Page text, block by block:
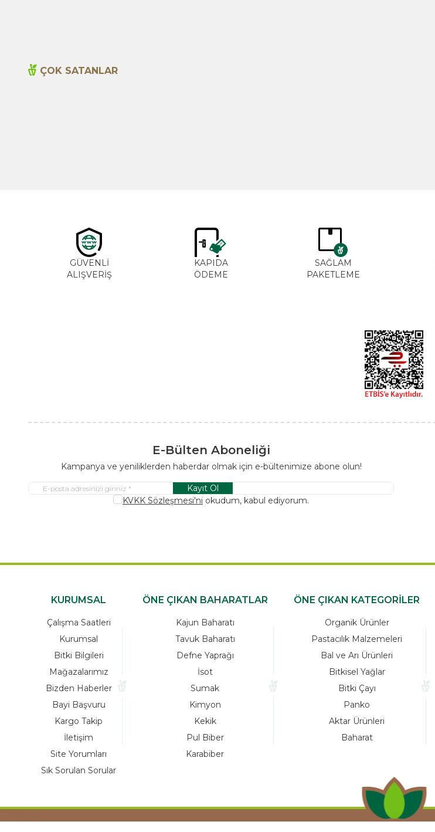
ÇOK SATANLAR
GÜVENLİ
ALIŞVERİŞ
KAPIDA
ÖDEME
SAĞLAM
PAKETLEME
E-Bülten Aboneliği
Kampanya ve yeniliklerden haberdar olmak için e-bültenimize abone olun!
Kayıt Ol
KVKK Sözleşmesi'ni okudum, kabul ediyorum.
KURUMSAL
Çalışma Saatleri
Kurumsal
Bitki Bilgileri
Mağazalarımız
Bizden Haberler
Bayi Başvuru
Kargo Takip
İletişim
Site Yorumları
Sık Sorulan Sorular
ÖNE ÇIKAN BAHARATLAR
Kajun Baharatı
Tavuk Baharatı
Defne Yaprağı
İsot
Sumak
Kimyon
Kekik
Pul Biber
Karabiber
ÖNE ÇIKAN KATEGORİLER
Organik Ürünler
Pastacılık Malzemeleri
Bal ve Arı Ürünleri
Bitkisel Yağlar
Bitki Çayı
Panko
Aktar Ürünleri
Baharat